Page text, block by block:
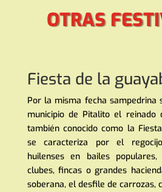
OTRAS
Fiesta de la
Por la misma fecha sampedrina
municipio de Pitalito el reinado
también conocido como la
se caracteriza por el
huilenses en bailes
clubes, fincas o grandes
soberana, el desfile de carrozas,